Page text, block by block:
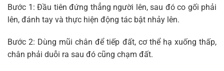
Bước 1: Đầu tiên đứng thẳng người lên, sau đó co gối phải
lên, đánh tay và thực hiện động tác bật nhảy lên.
Bước 2: Dùng mũi chân để tiếp đất, cơ thể hạ xuống thấp,
chân phải duỗi ra sau đó cũng chạm đất.